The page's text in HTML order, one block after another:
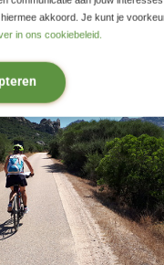
hiermee akkoord. Je kunt je
in ons cookiebeleid.